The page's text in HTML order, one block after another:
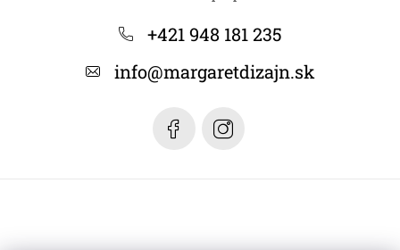
+421 948 181 235
info@margaretdizajn.sk